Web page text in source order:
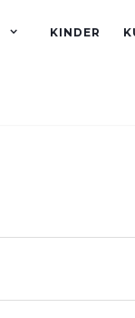
KINDER